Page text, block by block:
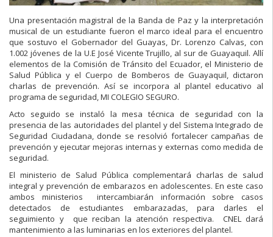
Una presentación magistral de la Banda de Paz y la interpretación
musical de un estudiante fueron el marco ideal para el encuentro
que sostuvo el Gobernador del Guayas, Dr. Lorenzo Calvas, con
1.002 jóvenes de la U.E José Vicente Trujillo, al sur deGuayaquil. Allí
elementos de la Comisión de Tránsito del Ecuador, el Ministerio de
SaludPública y el Cuerpo de Bomberos de Guayaquil, dictaron
charlas de prevención. Así se incorpora al plantel educativo al
programa de seguridad,MI COLEGIO SEGURO.
Acto seguido se instaló la mesa técnica de seguridad con la
presencia de las autoridades del plantel y del Sistema Integrado de
Seguridad Ciudadana, donde se resolvió fortalecercampañas de
prevención y ejecutar mejoras internas y externas como medida de
seguridad.
El ministerio de Salud Pública complementará charlas de salud
integral y prevención de embarazos en adolescentes. En este caso
ambos ministerios intercambiarán información sobre casos
detectados de estudiantes embarazadas, para darles el
seguimiento y que reciban la atención respectiva.
CNEL dará
mantenimiento a las luminarias en los exteriores del plantel.